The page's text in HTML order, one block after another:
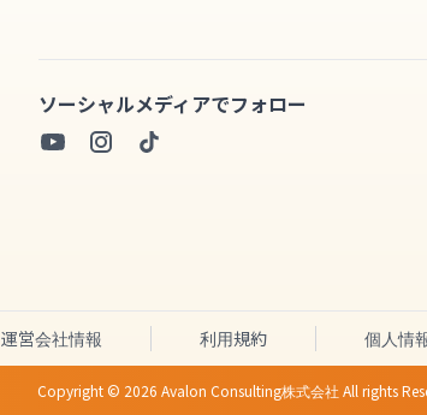
ソーシャルメディアでフォロー
運営会社情報 利用規約 個人情
Copyright © 2026 Avalon Consulting株式会社 All rights